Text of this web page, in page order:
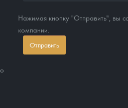
Нажимая кнопку "Отправить", вы
компании.
Отправить